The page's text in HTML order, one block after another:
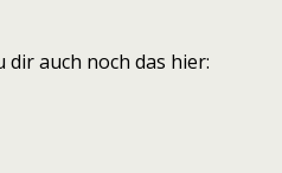
dir auch noch das hier: